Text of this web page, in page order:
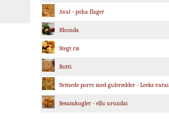
Aval - poha flager
Bhonda
Stegt ris
Rotti
Svitsede porre med gulerødder - Leeks varai
Sesamkugler - ellu urundai